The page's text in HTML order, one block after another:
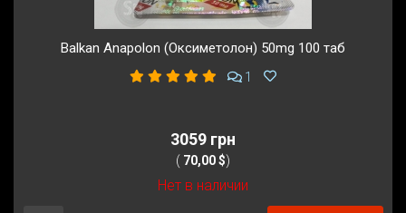
Balkan Anapolon (Оксиметолон) 50mg 100 таб
1
3059 грн
( 70,00 $)
Нет в наличии